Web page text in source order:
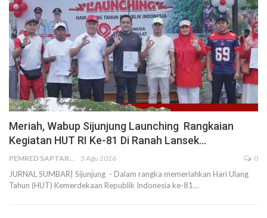
Meriah, Wabup Sijunjung Launching Rangkaian
Kegiatan HUT RI Ke-81 Di Ranah Lansek…
PEMRED SAPTARIUS 3 Agu 2026 0
JURNAL SUMBAR| Sijunjung - Dalam rangka memeriahkan Hari Ulang
Tahun (HUT) Kemerdekaan Republik Indonesia ke-81…